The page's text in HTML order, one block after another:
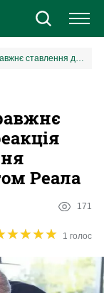
Лунін показав своє справжнє ставлення до Переса: реакція українця на переобрання Флорентіно президентом Реала
Реала
171
★★★★
★★★★ 1 голос